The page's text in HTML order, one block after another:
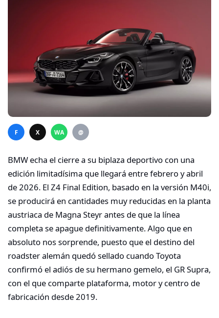
F X WA @
BMW echa el cierre a su biplaza deportivo con una
edición limitadísima que llegará entre febrero y abril
de 2026. El Z4 Final Edition, basado en la versión M40i,
se producirá en cantidades muy reducidas en la planta
austriaca de Magna Steyr antes de que la línea
completa se apague definitivamente. Algo que en
absoluto nos sorprende, puesto que el destino del
roadster alemán quedó sellado cuando Toyota
confirmó el adiós de su hermano gemelo, el GR Supra,
con el que comparte plataforma, motor y centro de
fabricación desde 2019.​